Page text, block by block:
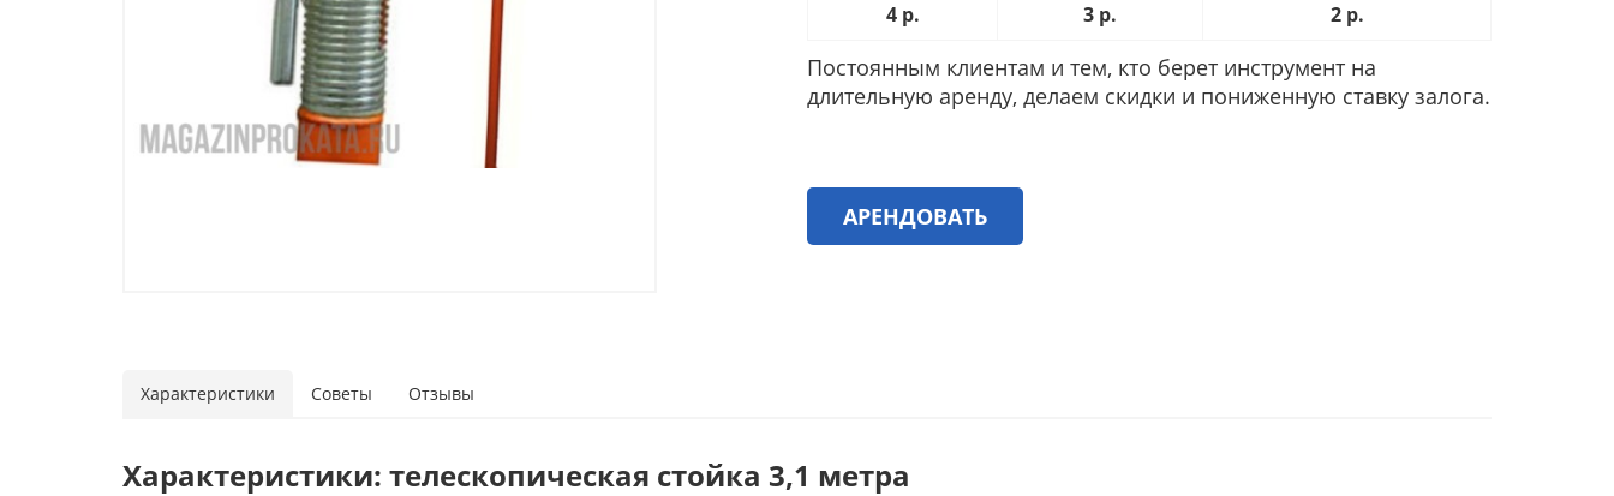
4 р. 3 р. 2 р.
Постоянным клиентам и тем, кто берет инструмент на
длительную аренду, делаем скидки и пониженную ставку залога.
АРЕНДОВАТЬ
Характеристики Советы Отзывы
Характеристики: телескопическая стойка 3,1 метра